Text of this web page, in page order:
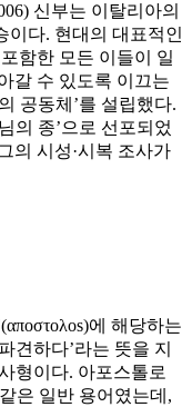
신부는 이탈리아의
이다. 현대의 대표적인
함한 모든 이들이 일
갈 수 있도록 이끄는
공동체’를 설립했다.
의 종’으로 선포되었
의 시성·시복 조사가
에 해당하는
견하다’라는 뜻을 지
형이다. 아포스톨로
은 일반 용어였는데,